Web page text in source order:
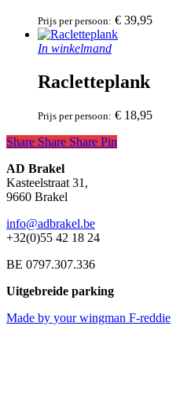
Prijs per persoon: € 39,95
In winkelmand
Racletteplank
Prijs per persoon: € 18,95
Share
Share Share Share Pin
AD Brakel
Kasteelstraat 31,
9660 Brakel
info@adbrakel.be
+32(0)55 42 18 24
BE 0797.307.336
Uitgebreide parking
Made by your wingman F-reddie